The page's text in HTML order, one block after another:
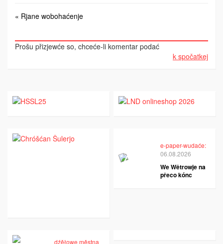
« Rjane wobohaćenje
Prošu přizjewće so, chceće-li komentar podać
k spočatkej
e-paper-wudaće:
06.08.2026
We Wětrowje na
přeco kónc
dźěłowe městna